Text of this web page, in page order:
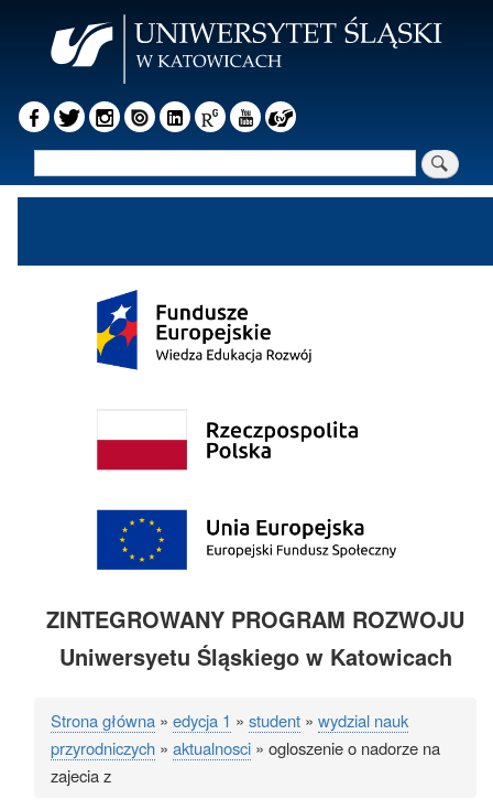
ZINTEGROWANY PROGRAM ROZWOJU
Uniwersyetu Śląskiego w Katowicach
Ścieżka
nawigacyjna
Strona główna edycja 1 student
wydzial nauk
przyrodniczych
aktualnosci
ogloszenie o nadorze na
zajecia z